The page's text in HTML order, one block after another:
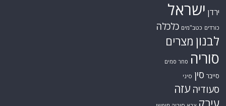
ירדן ישראל
כורדים כטב"מים כלכלה
לבנון מצרים
סוריה סחר סמים
סייבר סין סיני
סעודיה עזה